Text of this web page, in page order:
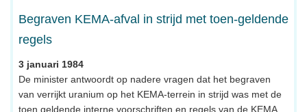
Begraven KEMA-afval in strijd met toen-geldende
regels
3 januari 1984
De minister antwoordt op nadere vragen dat het begraven
van verrijkt uranium op het KEMA-terrein in strijd was met de
toen geldende interne voorschriften en regels van de KEMA,